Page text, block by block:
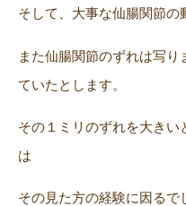
そして、大事な仙腸関節の
また仙腸関節のずれは写
ていたとします。
その１ミリのずれを大き
は
その見た方の経験に因るで